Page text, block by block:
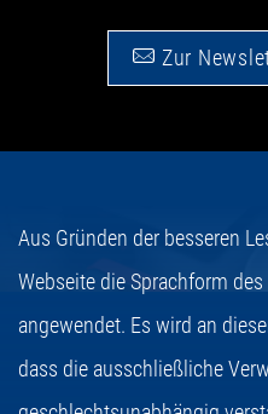
Zur
Aus Gründen der besseren
Webseite die Sprachform
angewendet. Es wird an
dass die ausschließliche